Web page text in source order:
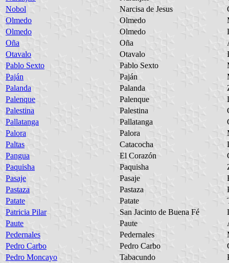
Nobol
Narcisa de Jesus
Olmedo
Olmedo
Olmedo
Olmedo
Oña
Oña
Otavalo
Otavalo
Pablo Sexto
Pablo Sexto
Paján
Paján
Palanda
Palanda
Palenque
Palenque
Palestina
Palestina
Pallatanga
Pallatanga
Palora
Palora
Paltas
Catacocha
Pangua
El Corazón
Paquisha
Paquisha
Pasaje
Pasaje
Pastaza
Pastaza
Patate
Patate
Patricia Pilar
San Jacinto de Buena Fé
Paute
Paute
Pedernales
Pedernales
Pedro Carbo
Pedro Carbo
Pedro Moncayo
Tabacundo